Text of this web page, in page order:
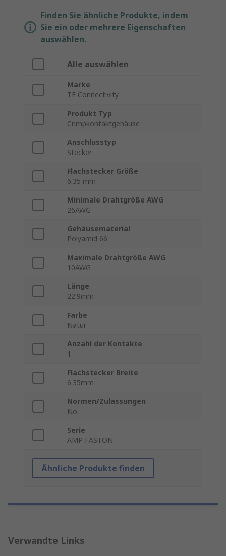
Finden Sie ähnliche Produkte, indem
Sie ein oder mehrere Eigenschaften
auswählen.
Alle auswählen
Marke
TE Connectivity
Produkt Typ
Crimpkontaktgehäuse
Anschlusstyp
Stecker
Flachstecker Größe
6.35 mm
Minimale Drahtgröße AWG
26AWG
Gehäusematerial
Polyamid 66
Maximale Drahtgröße AWG
10AWG
Länge
22.9mm
Farbe
Natur
Anzahl der Kontakte
1
Flachstecker Breite
6.35mm
Normen/Zulassungen
No
Serie
AMP FASTON
Ähnliche Produkte finden
Verwandte Links